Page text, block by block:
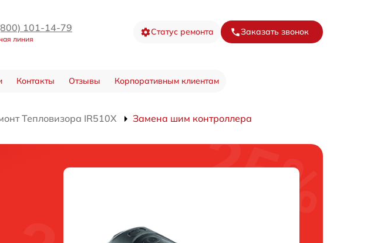
101-14-79
линия
Статус ремонта Заказать звонок
Контакты Отзывы Корпоративным клиентам
Тепловизора IR510X Замена шим контроллера